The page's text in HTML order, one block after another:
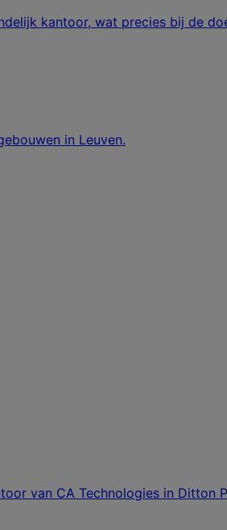
kantoor, wat precies bij de
in Leuven.
van CA Technologies in Ditton